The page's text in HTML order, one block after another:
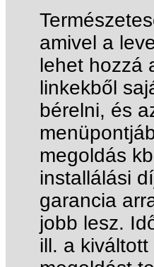
amivel a
lehet hozzá
linkekből
bérelni, és
megoldás
installálási
garancia
jobb lesz.
ill. a